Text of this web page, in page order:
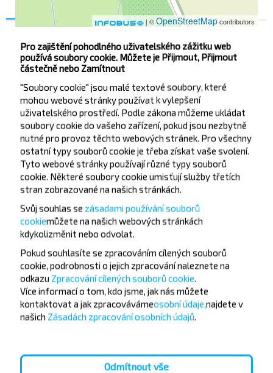
| ©OpenStreetMapcontributors
Кировск АС
Больница
Chcete cestovat
levněji?
Nenechte si ujít akce, slevy a další zajímavé nabídky
od společnosti INFOBUS. Přihlaste se k odběru
novinek a cestujte s námi levněji!
Přihlásit se
Souhlas Podrobnosti na
Pro zajištění pohodlného uživatelského zážitku web
používá soubory cookie. Můžete je Přijmout, Přijmout
částečně nebo Zamítnout
"Soubory cookie" jsou malé textové soubory, které
mohou webové stránky používat k vylepšení
uživatelského prostředí. Podle zákona můžeme ukládat
soubory cookie do vašeho zařízení, pokud jsou nezbytně
nutné pro provoz těchto webových stránek. Pro všechny
ostatní typy souborů cookie je třeba získat vaše svolení.
Tyto webové stránky používají různé typy souborů
cookie. Některé soubory cookie umisťují služby třetích
stran zobrazované na našich stránkách.
Svůj souhlas se zásadami používání souborů
cookiemůžete na našich webových stránkách
kdykolizměnit nebo odvolat.
Pokud souhlasíte se zpracováním cílených souborů
cookie, podrobnosti o jejich zpracování naleznete na
odkazu Zpracování cílených souborů cookie.
Více informací o tom, kdo jsme, jak nás můžete
kontaktovat a jak zpracovávámeosobní údaje,najdete v
našich Zásadách zpracování osobních údajů.
Odmítnout vše